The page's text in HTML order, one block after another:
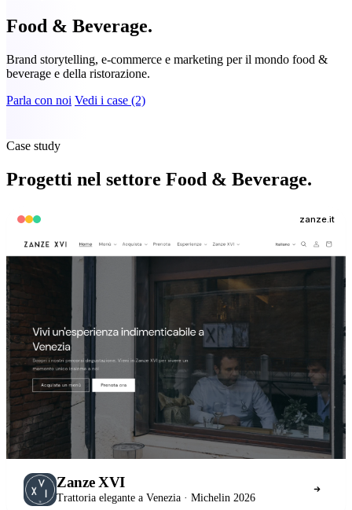
Food & Beverage.
Brand storytelling, e-commerce e marketing per il mondo food &
beverage e della ristorazione.
Parla con noi Vedi i case (2)
Case study
Progetti nel settore Food & Beverage.
zanze.it
Zanze XVI
Trattoria elegante a Venezia · Michelin 2026